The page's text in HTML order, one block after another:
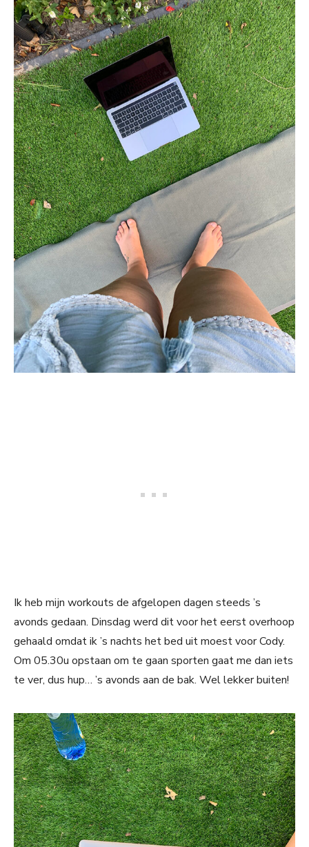
Ik heb mijn workouts de afgelopen dagen steeds ’s
avonds gedaan. Dinsdag werd dit voor het eerst overhoop
gehaald omdat ik ’s nachts het bed uit moest voor Cody.
Om 05.30u opstaan om te gaan sporten gaat me dan iets
te ver, dus hup… ’s avonds aan de bak. Wel lekker buiten!